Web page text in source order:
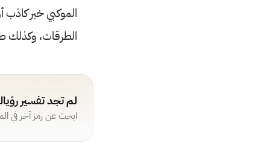
الموكبي خبر
الطرقات، وكذلك
لم تجد تفسير
ابحث عن رمز آخر في